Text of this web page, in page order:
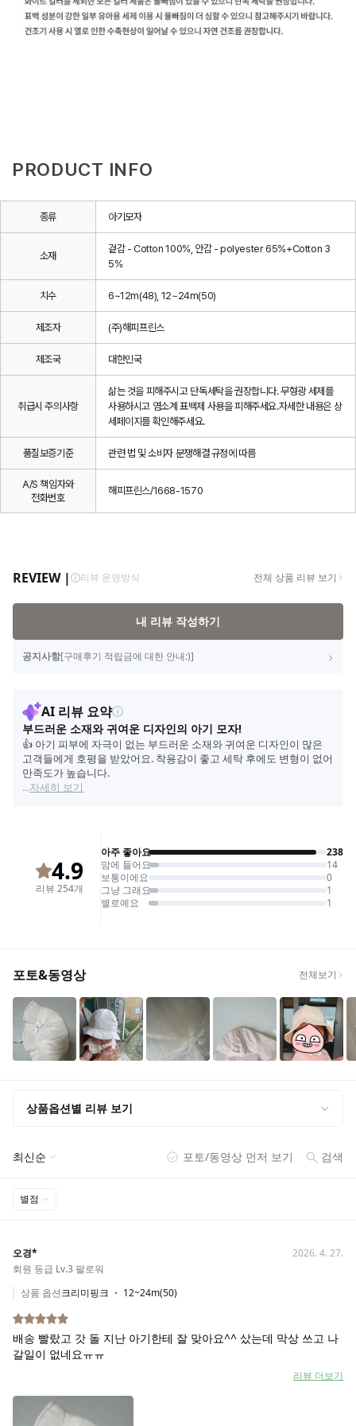
PRODUCT INFO
종류 아기모자
소재
겉감 - Cotton 100%, 안감 - polyester 65%+Cotton 3
5%
치수 6~12m(48), 12~24m(50)
제조자 (주)해피프린스
제조국 대한민국
취급시 주의사항
삶는 것을 피해주시고 단독세탁을 권장합니다. 무형광 세제를
사용하시고 염소계 표백제 사용을 피해주세요.자세한 내용은 상
세페이지를 확인해주세요.
품질보증기준 관련 법 및 소비자 분쟁해결 규정에 따름
A/S 책임자와
전화번호
해피프린스/1668-1570